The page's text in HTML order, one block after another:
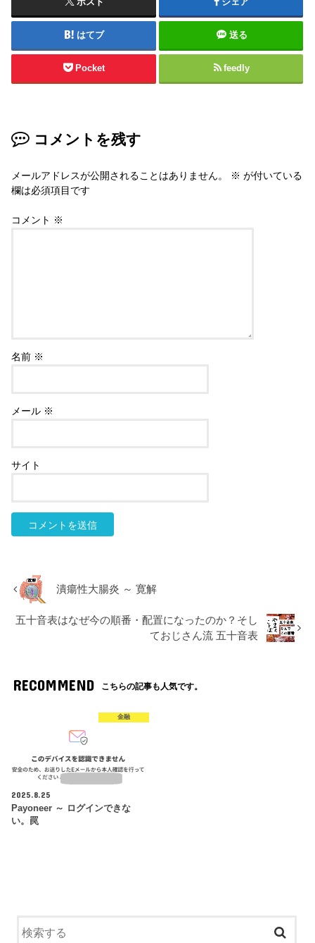
はてブ 送る
Pocket feedly
コメントを残す
メールアドレスが公開されることはありません。 ※ が付いている
欄は必須項目です
コメント ※
名前 ※
メール ※
サイト
潰瘍性大腸炎 ～ 寛解
五十音表はなぜ今の順番・配置になったのか？そし
ておじさん流 五十音表
RECOMMEND こちらの記事も人気です。
金融
2025.8.25
Payoneer ～ ログインできな
い。罠